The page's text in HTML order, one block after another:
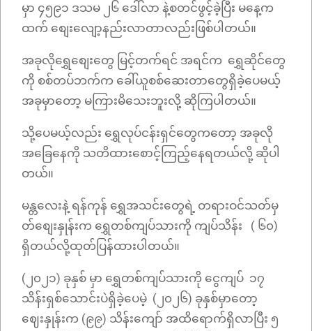
မှာ ၄၅၉၁ ဒသမ ၂၆ ဒေါ်လာ နဲ့စတင်ဖွင့်ခဲ့ပြီး မနေ့က
ထက် စျေးလျော့နည်းလာတာလည်းဖြစ်ပါတယ်။
အခုလိုရွှေစျေးတွေ မြင့်တက်ရင် အရင်က ရွှေဆိုင်တွေ
ကို စစ်တပ်ဘက်က ခေါ်ယူစစ်ဆေးတာတွေရှိခဲ့ပေမယ့်
အခုမှာတော့ မကြားမိသေးဘူးလို့ ဆိုကြပါတယ်။
သို့ပေမယ့်လည်း ရွှေလုပ်ငန်းရှင်တွေကတော့ အခုလို
အခြေနေကို သတိထားစောင့်ကြည့်နေရတယ်လို့ ဆိုပါ
တယ်။
မန္တလေးနဲ့ ရန်ကုန် ရွှေအသင်းတွေရဲ့ တရားဝင်သတ်မှ
တ်စျေးနှုန်းက ရွှေတစ်ကျပ်သားကို ကျပ်သိန်း ( ၆၀)
ရှိတယ်လို့ထုတ်ပြန်ထားပါတယ်။
(၂၀၂၁) ခုနှစ် မှာ ရွှေတစ်ကျပ်သားကို ငွေကျပ် ၁၇
သိန်းရှစ်သောင်းပဲရှိခဲ့ပေမဲ့ (၂၀၂၆) ခုနှစ်မှာတော့
ဈေးနှုန်းက (၉၉) သိန်းကျော် အထိရောက်ရှိလာပြီး ၅